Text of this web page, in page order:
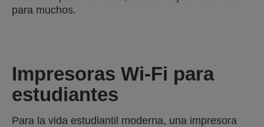
para muchos.
Impresoras Wi-Fi para
estudiantes
Para la vida estudiantil moderna, una impresora